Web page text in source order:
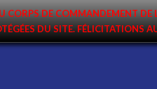
DE COMMANDEMENT
DU SITE. FÉLICITATIONS